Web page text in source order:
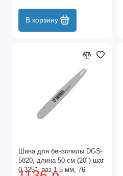
В корзину
Шина для бензопилы DGS-
5820, длина 50 см (20") шаг
0.325", паз 1.5 мм, 76